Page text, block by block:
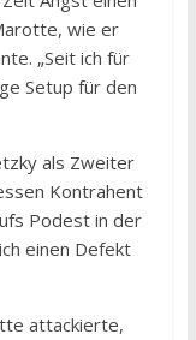
wie er
„Seit ich für
Setup für den
als Zweiter
Kontrahent
Podest in der
einen Defekt
attackierte,